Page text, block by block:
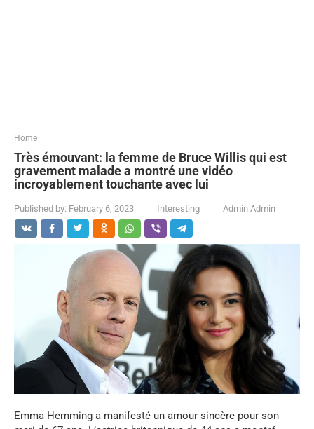
Home
Très émouvant: la femme de Bruce Willis qui est
gravement malade a montré une vidéo
incroyablement touchante avec lui
Published by: February 6, 2023 Interesting Admin Admin
Emma Hemming a manifesté un amour sincère pour son